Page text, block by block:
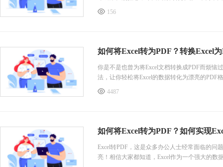
156
如何将Excel转为PDF？转换Excel
你是不是也曾为将Excel文档转换成PDF而烦恼
法，让你轻松将Excel的数据转化为漂亮的PDF
的内容一键转换为高质量的PDF文件。不再需
4487
如何将Excel转为PDF？如何实现
Excel转PDF，这是众多办公人士经常面临的问
亮！相信大家都知道，Excel作为一个强大的数